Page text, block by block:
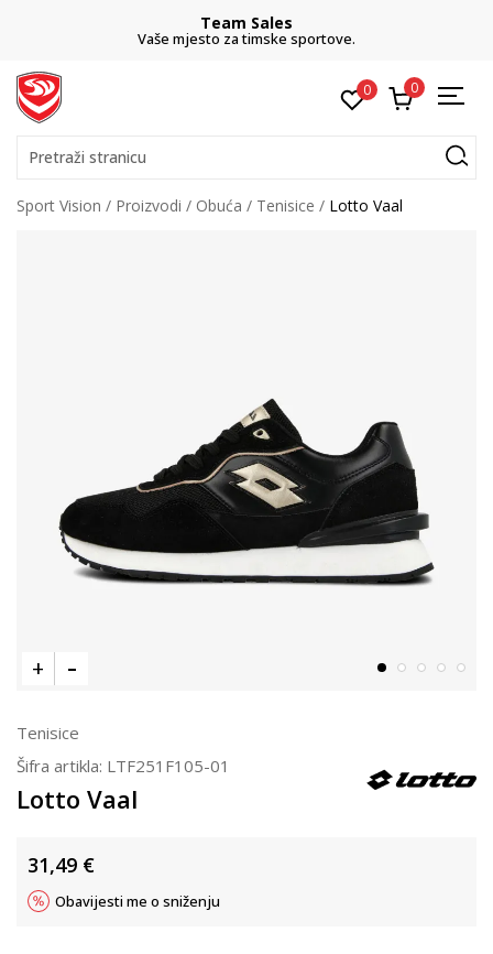
Team Sales
Vaše mjesto za timske sportove.
0 0
Pretraži stranicu
Sport Vision Proizvodi Obuća Tenisice Lotto Vaal
Tenisice
Šifra artikla: LTF251F105-01
Lotto Vaal
31,49 €
Obavijesti me o sniženju